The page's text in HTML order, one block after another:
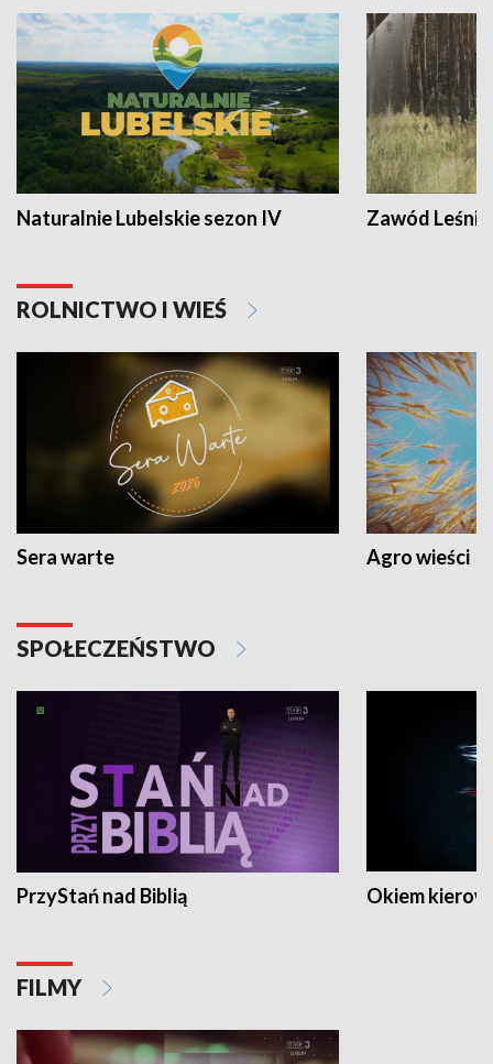
Naturalnie Lubelskie sezon IV Zawód Leśnik
ROLNICTWO I WIEŚ
Sera warte Agro wieści
SPOŁECZEŃSTWO
PrzyStań nad Biblią Okiem
FILMY